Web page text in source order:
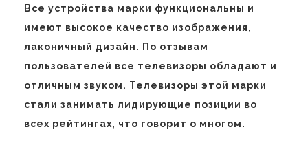
Все устройства марки функциональны и
имеют высокое качество изображения,
лаконичный дизайн. По отзывам
пользователей все телевизоры обладают и
отличным звуком. Телевизоры этой марки
стали занимать лидирующие позиции во
всех рейтингах, что говорит о многом.